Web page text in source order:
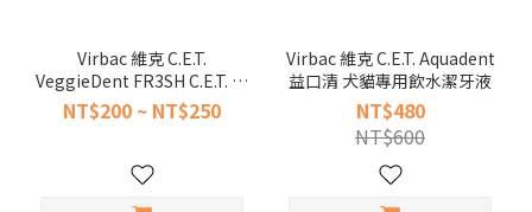
Virbac 維克 C.E.T.
VeggieDent FR3SH C.E.T. 植
物性潔齒嚼片（清新科技）
S/M
NT$200 ~ NT$250
Virbac 維克 C.E.T. Aquadent
益口清​ 犬貓專用飲水潔牙液
NT$480
NT$600